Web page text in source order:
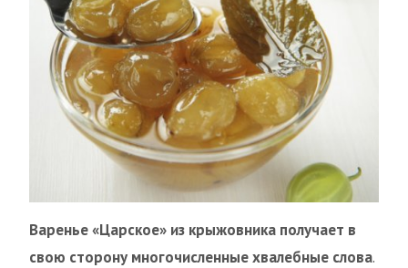
Варенье «Царское» из крыжовника получает в
свою сторону многочисленные хвалебные слова.